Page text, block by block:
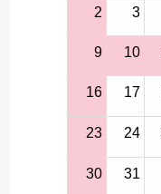
2 3
9 10
16 17
23 24
30 31